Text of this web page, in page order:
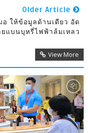
Older Article
ให้ข้อมูลด้านเดียว อัด
แบนบุหรี่ไฟฟ้าล้มเหลว
View More